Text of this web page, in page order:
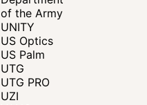
of the Army
UNITY
US Optics
US Palm
UTG
UTG PRO
UZI